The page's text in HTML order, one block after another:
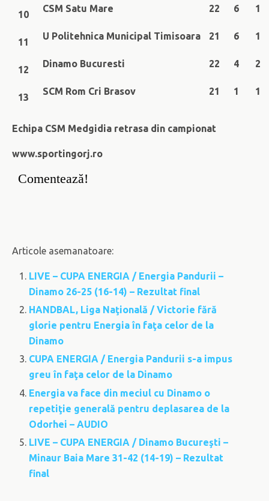
10
CSM Satu Mare 22 6 1
11
U Politehnica Municipal Timisoara 21 6 1
12
Dinamo Bucuresti 22 4 2
13
SCM Rom Cri Brasov 21 1 1
Echipa CSM Medgidia retrasa din campionat
www.sportingorj.ro
Comentează!
Articole asemanatoare:
LIVE – CUPA ENERGIA / Energia Pandurii –
Dinamo 26-25 (16-14) – Rezultat final
HANDBAL, Liga Naţională / Victorie fără
glorie pentru Energia în faţa celor de la
Dinamo
CUPA ENERGIA / Energia Pandurii s-a impus
greu în faţa celor de la Dinamo
Energia va face din meciul cu Dinamo o
repetiţie generală pentru deplasarea de la
Odorhei – AUDIO
LIVE – CUPA ENERGIA / Dinamo Bucureşti –
Minaur Baia Mare 31-42 (14-19) – Rezultat
final